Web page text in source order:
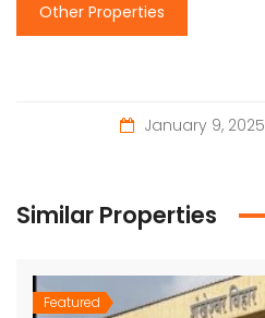
Other Properties
January 9, 2025
Similar Properties
Featured